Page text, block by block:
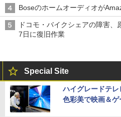
Boseのホームオーディオが
ドコモ・バイクシェアの障害
7日に復旧作業
Special Site
ハイグレードテ
色彩美で映画＆